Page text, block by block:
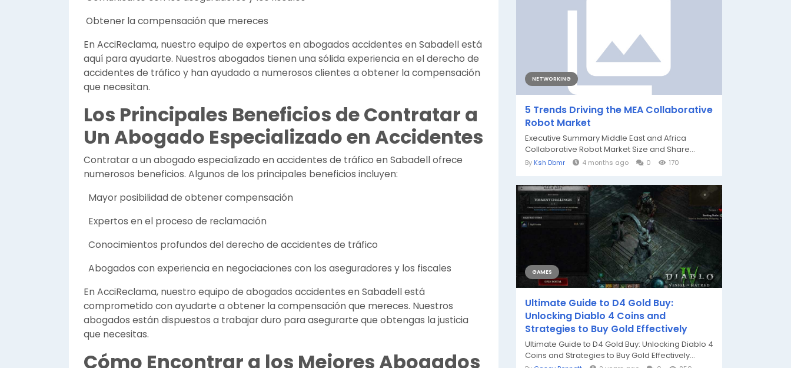
Obtener la compensación que mereces
En AcciReclama, nuestro equipo de expertos en abogados accidentes en Sabadell está
aquí para ayudarte. Nuestros abogados tienen una sólida experiencia en el derecho de
accidentes de tráfico y han ayudado a numerosos clientes a obtener la compensación
que necesitan.
Los Principales Beneficios de Contratar a
Un Abogado Especializado en Accidentes
Contratar a un abogado especializado en accidentes de tráfico en Sabadell ofrece
numerosos beneficios. Algunos de los principales beneficios incluyen:
Mayor posibilidad de obtener compensación
Expertos en el proceso de reclamación
Conocimientos profundos del derecho de accidentes de tráfico
Abogados con experiencia en negociaciones con los aseguradores y los fiscales
En AcciReclama, nuestro equipo de abogados accidentes en Sabadell está
comprometido con ayudarte a obtener la compensación que mereces. Nuestros
abogados están dispuestos a trabajar duro para asegurarte que obtengas la justicia
que necesitas.
Cómo Encontrar a los Mejores Abogados
NETWORKING
5 Trends Driving the MEA Collaborative
Robot Market
Executive Summary Middle East and Africa
Collaborative Robot Market Size and Share...
By Ksh Dbmr 4 months ago 0 170
GAMES
Ultimate Guide to D4 Gold Buy:
Unlocking Diablo 4 Coins and
Strategies to Buy Gold Effectively
Ultimate Guide to D4 Gold Buy: Unlocking Diablo 4
Coins and Strategies to Buy Gold Effectively...